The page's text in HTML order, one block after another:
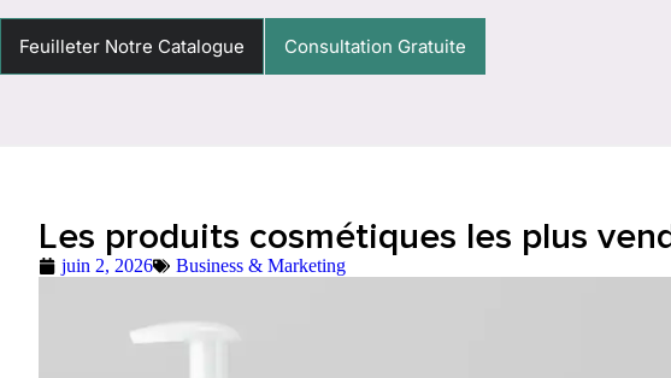
Feuilleter Notre Catalogue Consultation Gratuite
Les produits cosmétiques les plus
juin 2, 2026 Business & Marketing